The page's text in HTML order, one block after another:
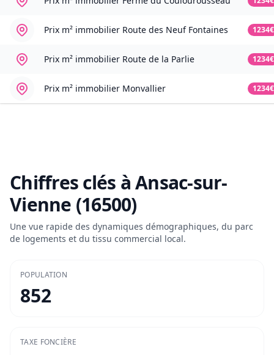
Prix m² immobilier Route des Neuf Fontaines 1234€
Prix m² immobilier Route de la Parlie 1234€
Prix m² immobilier Monvallier 1234€
Chiffres clés àAnsac-sur-
Vienne (16500)
Une vue rapide des dynamiques démographiques, du parc
de logements et du tissu commercial local.
POPULATION
852
TAXE FONCIÈRE